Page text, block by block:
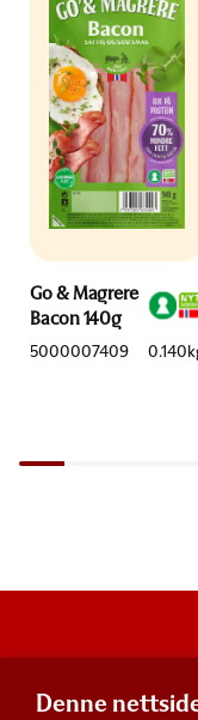
Denne
Go & Magrere
Bacon 140g
5000007409